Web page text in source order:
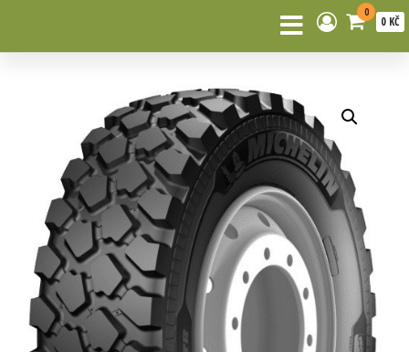
0
0 KČ